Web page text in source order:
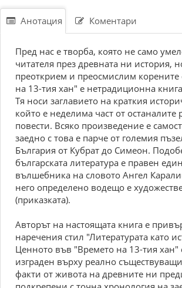
Анотация Коментари
Пред нас е творба, която не само
читателя през древната ни история,
преоткрием и преосмислим корените
на 13-тия хан" е нетрадиционна
Тя носи заглавието на краткия
който е неделима част от останалите
повести. Всяко произведение е
заедно с това е парче от големия
България от Кубрат до Симеон.
българската литература е правен
вълшебника на словото Ангел
него определено водещо е
(приказката).
Авторът на настоящата книга е
наречения стил "Литературата като
Ценното във "Времето на 13-тия хан"
изграден върху реално
факти от живота на древните ни